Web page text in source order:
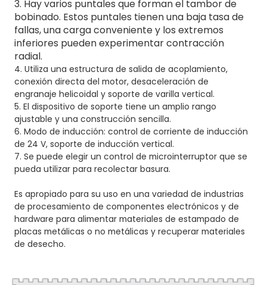
3. Hay varios puntales que forman el tambor de
bobinado. Estos puntales tienen una baja tasa de
fallas, una carga conveniente y los extremos
inferiores pueden experimentar contracción
radial.
4. Utiliza una estructura de salida de acoplamiento,
conexión directa del motor, desaceleración de
engranaje helicoidal y soporte de varilla vertical.
5. El dispositivo de soporte tiene un amplio rango
ajustable y una construcción sencilla.
6. Modo de inducción: control de corriente de inducción
de 24 V, soporte de inducción vertical.
7. Se puede elegir un control de microinterruptor que se
pueda utilizar para recolectar basura.
Es apropiado para su uso en una variedad de industrias
de procesamiento de componentes electrónicos y de
hardware para alimentar materiales de estampado de
placas metálicas o no metálicas y recuperar materiales
de desecho.